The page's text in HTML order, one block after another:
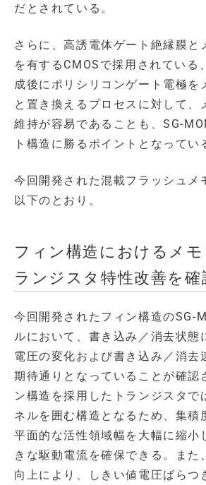
だとされている。
さらに、高誘電体ゲート絶縁膜と
を有するCMOSで採用されている
成後にポリシリコンゲート電極を
と置き換えるプロセスに対して、
維持が容易であることも、SG-
ト構造に勝るポイントとなってい
今回開発された混載フラッシュメ
以下のとおり。
フィン構造におけるメモ
ランジスタ特性改善を確
今回開発されたフィン構造のSG-
ルにおいて、書き込み／消去状態
電圧の変化および書き込み／消去
期待通りとなっていることが確認
ン構造を採用したトランジスタで
ネルを囲む構造となるため、集積
平面的な活性領域幅を大幅に縮小
きな駆動電流を確保できる。また
向上により、しきい値電圧ばらつ